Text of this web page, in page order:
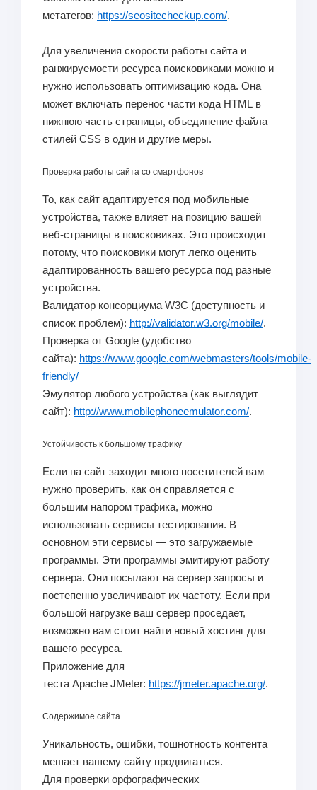
метатегов: https://seositecheckup.com/.
Для увеличения скорости работы сайта и
ранжируемости ресурса поисковиками можно и
нужно использовать оптимизацию кода. Она
может включать перенос части кода HTML в
нижнюю часть страницы, объединение файла
стилей CSS в один и другие меры.
Проверка работы сайта со смартфонов
То, как сайт адаптируется под мобильные
устройства, также влияет на позицию вашей
веб-страницы в поисковиках. Это происходит
потому, что поисковики могут легко оценить
адаптированность вашего ресурса под разные
устройства.
Валидатор консорциума W3C (доступность и
список проблем): http://validator.w3.org/mobile/.
Проверка от Google (удобство
сайта): https://www.google.com/webmasters/tools/mobile-
friendly/
Эмулятор любого устройства (как выглядит
сайт): http://www.mobilephoneemulator.com/.
Устойчивость к большому трафику
Если на сайт заходит много посетителей вам
нужно проверить, как он справляется с
большим напором трафика, можно
использовать сервисы тестирования. В
основном эти сервисы — это загружаемые
программы. Эти программы эмитируют работу
сервера. Они посылают на сервер запросы и
постепенно увеличивают их частоту. Если при
большой нагрузке ваш сервер проседает,
возможно вам стоит найти новый хостинг для
вашего ресурса.
Приложение для
теста Apache JMeter: https://jmeter.apache.org/.
Содержимое сайта
Уникальность, ошибки, тошнотность контента
мешает вашему сайту продвигаться.
Для проверки орфографических